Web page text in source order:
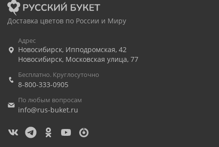
Доставка цветов по России и Миру
Адрес
Новосибирск, Ипподромская, 42
Новосибирск, Московская улица, 77
Бесплатно. Круглосуточно
8-800-333-0905
По любым вопросам
info@rus-buket.ru